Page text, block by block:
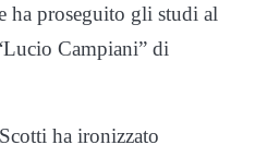
ha proseguito gli studi al
Campiani” di
ha ironizzato